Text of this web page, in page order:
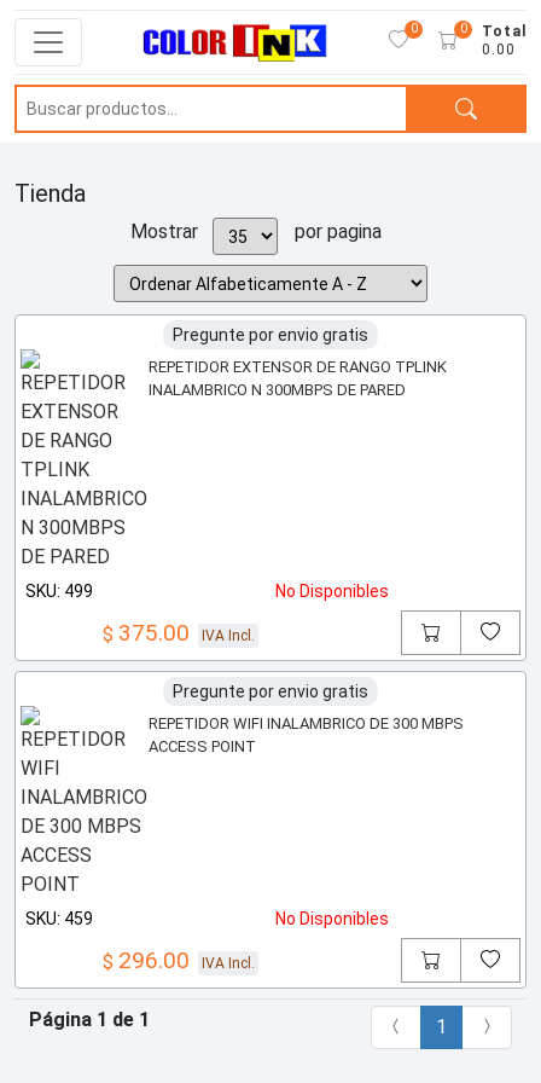
0
Total
0.00
0
Tienda
Mostrar por pagina
Pregunte por envio gratis
REPETIDOR EXTENSOR DE RANGO TPLINK
INALAMBRICO N 300MBPS DE PARED
SKU: 499 No Disponibles
$ 375.00 IVA Incl.
Pregunte por envio gratis
REPETIDOR WIFI INALAMBRICO DE 300 MBPS
ACCESS POINT
SKU: 459 No Disponibles
$ 296.00 IVA Incl.
Página 1 de 1 1